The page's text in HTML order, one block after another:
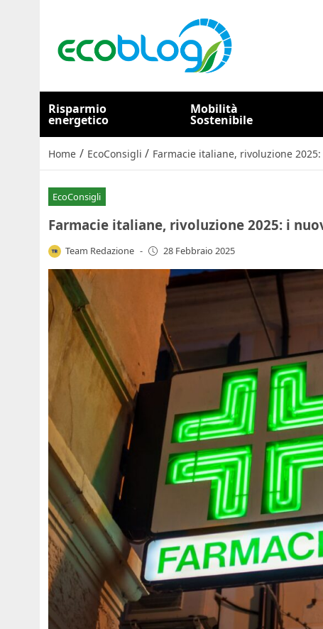
Risparmio
energetico
Mobilità
Sostenibile
Home / EcoConsigli / Farmacie italiane, rivoluzione
EcoConsigli
Farmacie italiane, rivoluzione 2025: i
Team Redazione - 28 Febbraio 2025